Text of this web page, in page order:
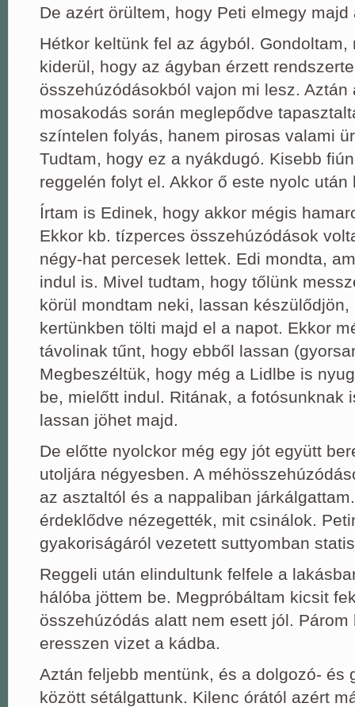
De azért örültem, hogy Peti elmegy majd
Hétkor keltünk fel az ágyból. Gondoltam,
kiderül, hogy az ágyban érzett
összehúzódásokból vajon mi lesz. Aztán
mosakodás során meglepődve
színtelen folyás, hanem pirosas valami
Tudtam, hogy ez a nyákdugó. Kisebb
reggelén folyt el. Akkor ő este nyolc után
Írtam is Edinek, hogy akkor mégis
Ekkor kb. tízperces összehúzódások
négy-hat percesek lettek. Edi mondta,
indul is. Mivel tudtam, hogy tőlünk
körül mondtam neki, lassan készülődjön,
kertünkben tölti majd el a napot. Ekkor
távolinak tűnt, hogy ebből lassan
Megbeszéltük, hogy még a Lidlbe is
be, mielőtt indul. Ritának, a fotósunknak
lassan jöhet majd.
De előtte nyolckor még egy jót együtt
utoljára négyesben. A
az asztaltól és a nappaliban
érdeklődve nézegették, mit csinálok.
gyakoriságáról vezetett suttyomban
Reggeli után elindultunk felfele a
hálóba jöttem be. Megpróbáltam kicsit
összehúzódás alatt nem esett jól. Párom
eresszen vizet a kádba.
Aztán feljebb mentünk, és a dolgozó- és
között sétálgattunk. Kilenc órától azért